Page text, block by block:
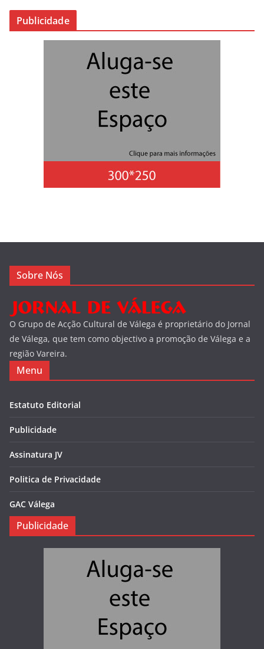
Publicidade
Sobre Nós
O Grupo de Acção Cultural de Válega é proprietário do Jornal
de Válega, que tem como objectivo a promoção de Válega e a
região Vareira.
Menu
Estatuto Editorial
Publicidade
Assinatura JV
Politica de Privacidade
GAC Válega
Publicidade